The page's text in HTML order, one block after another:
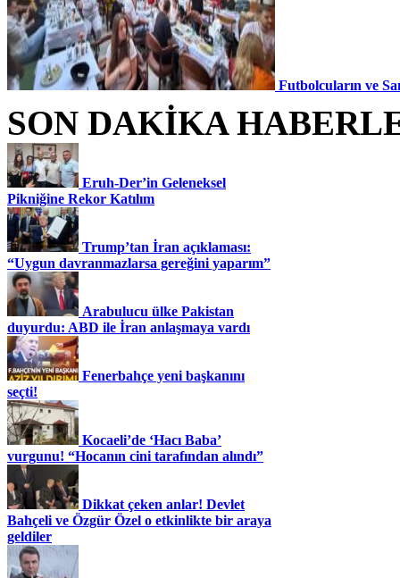
Futbolcuların ve
SON DAKİKA
Eruh-Der’in Geleneksel
Pikniğine Rekor Katılım
Trump’tan İran açıklaması:
“Uygun davranmazlarsa gereğini yaparım”
Arabulucu ülke Pakistan
duyurdu: ABD ile İran anlaşmaya vardı
Fenerbahçe yeni başkanını
seçti!
Kocaeli’de ‘Hacı Baba’
vurgunu! “Hocanın cini tarafından alındı”
Dikkat çeken anlar! Devlet
Bahçeli ve Özgür Özel o etkinlikte bir araya
geldiler